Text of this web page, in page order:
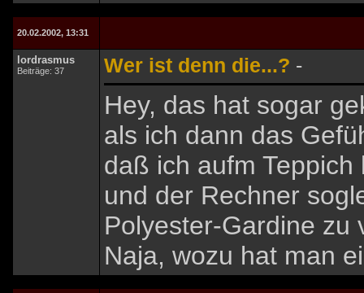
20.02.2002, 13:31
lordrasmus
Beiträge: 37 Wer ist denn die...? -
Hey, das hat sogar
als ich dann das
daß ich aufm
und der Rechner
Polyester-Gardine zu
Naja, wozu hat man